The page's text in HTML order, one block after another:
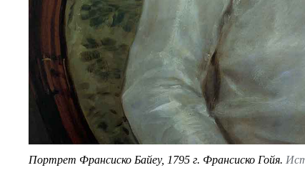
Портрет Франсиско Байеу, 1795 г. Франсиско Гойя.